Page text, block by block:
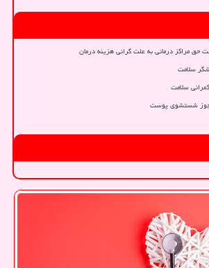
حق مراکز درمانی به علت گرانی هزینه درمان
سلامت
سلامت
شستشوی پوست